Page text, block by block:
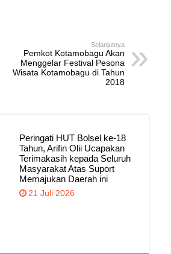
Selanjutnya
Pemkot Kotamobagu Akan
Menggelar Festival Pesona
Wisata Kotamobagu di Tahun
2018
Peringati HUT Bolsel ke-18
Tahun, Arifin Olii Ucapakan
Terimakasih kepada Seluruh
Masyarakat Atas Suport
Memajukan Daerah ini
21 Juli 2026